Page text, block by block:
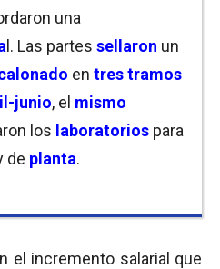
una
l. Las partes sellaron un
en tres tramos
junio, el mismo
los laboratorios para
de planta.
el incremento salarial que